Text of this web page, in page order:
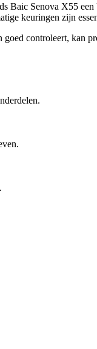
Baic Senova X55
keuringen zijn
controleert, kan